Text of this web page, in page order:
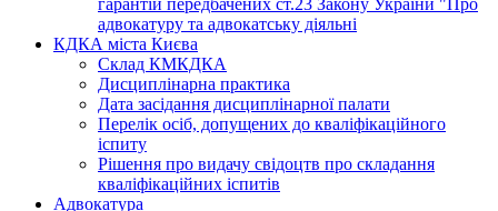
адвокатуру та адвокатську діяльні
КДКА міста Києва
Склад КМКДКА
Дисциплінарна практика
Дата засідання дисциплінарної палати
Перелік осіб, допущених до кваліфікаційного
іспиту
Рішення про видачу свідоцтв про складання
кваліфікаційних іспитів
Адвокатура